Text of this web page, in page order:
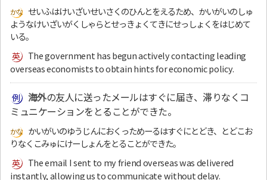
せいふはけいざいせいさくのひんとをえるため、かいがいのしゅ
ようなけいざいがくしゃらとせっきょくてきにせっしょくをはじめて
いる。
The government has begun actively contacting leading
overseas economists to obtain hints for economic policy.
海外の友人に送ったメールはすぐに届き、滞りなくコ
ミュニケーションをとることができた。
かいがいのゆうじんにおくっためーるはすぐにとどき、とどこお
りなくこみゅにけーしょんをとることができた。
The email I sent to my friend overseas was delivered
instantly, allowing us to communicate without delay.